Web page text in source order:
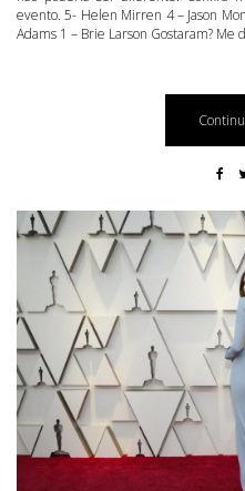
evento. 5- Helen Mirren 4 – Jason
Adams 1 – Brie Larson Gostaram? Me